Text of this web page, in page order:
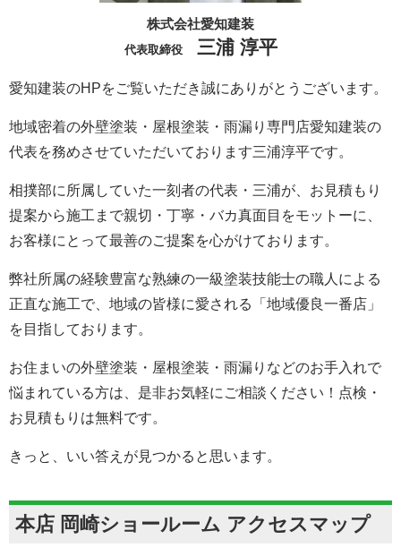
株式会社愛知建装
代表取締役 三浦 淳平
愛知建装のHPをご覧いただき誠にありがとうございます。
地域密着の外壁塗装・屋根塗装・雨漏り専門店愛知建装の
代表を務めさせていただいております三浦淳平です。
相撲部に所属していた一刻者の代表・三浦が、お見積もり
提案から施工まで親切・丁寧・バカ真面目をモットーに、
お客様にとって最善のご提案を心がけております。
弊社所属の経験豊富な熟練の一級塗装技能士の職人による
正直な施工で、地域の皆様に愛される「地域優良一番店」
を目指しております。
お住まいの外壁塗装・屋根塗装・雨漏りなどのお手入れで
悩まれている方は、是非お気軽にご相談ください！点検・
お見積もりは無料です。
きっと、いい答えが見つかると思います。
本店 岡崎ショールーム アクセスマップ